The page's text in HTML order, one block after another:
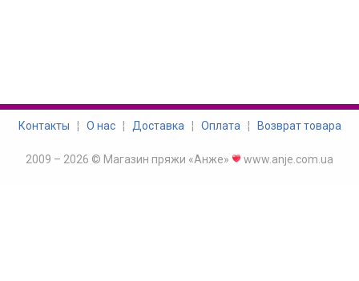
Контакты ¦ О нас¦ Доставка ¦ Оплата ¦ Возврат товара
2009 – 2026 © Магазин пряжи «Анже» www.anje.com.ua